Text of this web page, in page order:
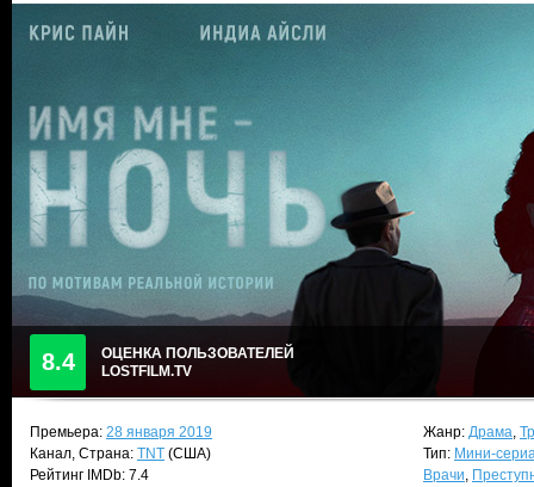
8.4
ОЦЕНКА ПОЛЬЗОВАТЕЛЕЙ
LOSTFILM.TV
Премьера: 28 января 2019
Канал, Страна: TNT (США)
Рейтинг IMDb: 7.4
Жанр: Драма,
Тип: Мини-
Врачи,